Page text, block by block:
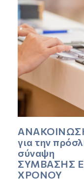
για την
σύναψη
ΣΥΜΒΑΣΗΣ
ΧΡΟΝΟΥ